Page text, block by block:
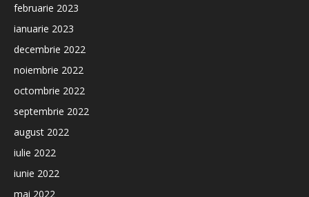
februarie 2023
ianuarie 2023
decembrie 2022
noiembrie 2022
octombrie 2022
septembrie 2022
august 2022
iulie 2022
iunie 2022
mai 2022